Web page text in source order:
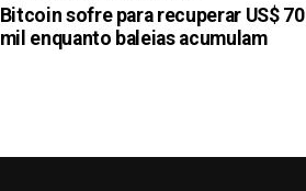
Bitcoin sofre para recuperar US$ 70
mil enquanto baleias acumulam